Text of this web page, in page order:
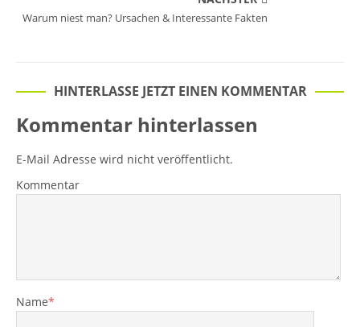
Warum niest man? Ursachen & Interessante Fakten
HINTERLASSE JETZT EINEN KOMMENTAR
Kommentar hinterlassen
E-Mail Adresse wird nicht veröffentlicht.
Kommentar
Name*